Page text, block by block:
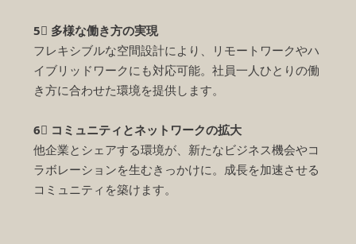
5⃣ 多様な働き方の実現
フレキシブルな空間設計により、リモートワークやハ
イブリッドワークにも対応可能。社員一人ひとりの働
き方に合わせた環境を提供します。
6⃣ コミュニティとネットワークの拡大
他企業とシェアする環境が、新たなビジネス機会やコ
ラボレーションを生むきっかけに。成長を加速させる
コミュニティを築けます。